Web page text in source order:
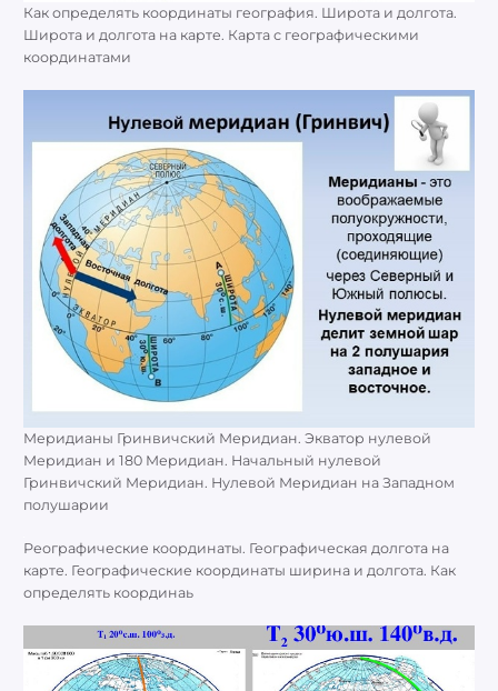
Как определять координаты география. Широта и долгота.
Широта и долгота на карте. Карта с географическими
координатами
Меридианы Гринвичский Меридиан. Экватор нулевой
Меридиан и 180 Меридиан. Начальный нулевой
Гринвичский Меридиан. Нулевой Меридиан на Западном
полушарии
Реографические координаты. Географическая долгота на
карте. Географические координаты ширина и долгота. Как
определять координаь